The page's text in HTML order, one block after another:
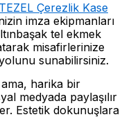
TEZEL Çerezlik Kase
imza ekipmanları
tel ekmek
misafirlerinize
sunabilirsiniz.
ama, harika bir
medyada paylaşılır
Estetik dokunuşlara